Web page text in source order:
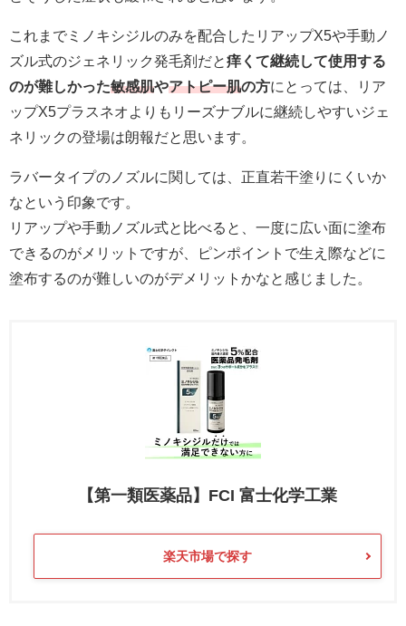
これまでミノキシジルのみを配合したリアップX5や手動ノ
ズル式のジェネリック発毛剤だと痒くて継続して使用する
のが難しかった敏感肌やアトピー肌の方にとっては、リア
ップX5プラスネオよりもリーズナブルに継続しやすいジェ
ネリックの登場は朗報だと思います。
ラバータイプのノズルに関しては、正直若干塗りにくいか
なという印象です。
リアップや手動ノズル式と比べると、一度に広い面に塗布
できるのがメリットですが、ピンポイントで生え際などに
塗布するのが難しいのがデメリットかなと感じました。
【第一類医薬品】FCI 富士化学工業
楽天市場で探す